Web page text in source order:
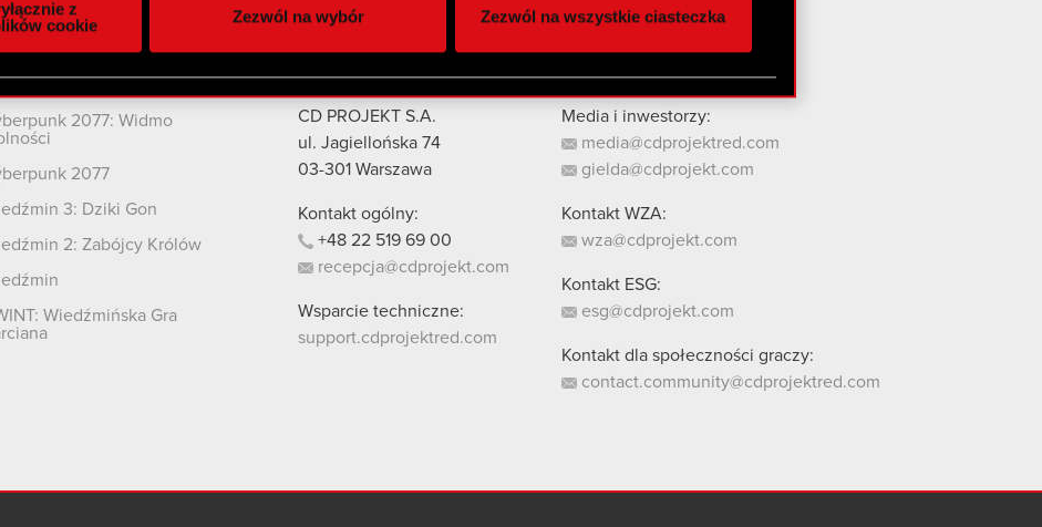
reklamowym i analitycznym. Partnerzy mogą połączyć te informacje z innymi danymi
lub uzyskanymi podczas korzystania z ich usług. Kontynuując korzystanie z naszej witryny,
plików cookie.
z
cookie
Zezwól na wybór Zezwól na wszystkie ciasteczka
2077: Widmo
2077
3: Dziki Gon
2: Zabójcy Królów
Wiedźmińska Gra
Kontakt
CD PROJEKT S.A.
ul. Jagiellońska 74
03-301 Warszawa
Kontakt ogólny:
+48 22 519 69 00
recepcja@cdprojekt.com
Wsparcie techniczne:
support.cdprojektred.com
Media i inwestorzy:
media@cdprojektred.com
gielda@cdprojekt.com
Kontakt WZA:
wza@cdprojekt.com
Kontakt ESG:
esg@cdprojekt.com
Kontakt dla społeczności graczy:
contact.community@cdprojektred.com